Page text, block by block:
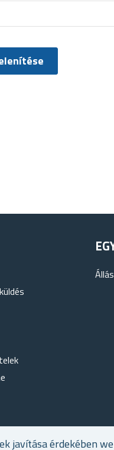
javítása érdekében